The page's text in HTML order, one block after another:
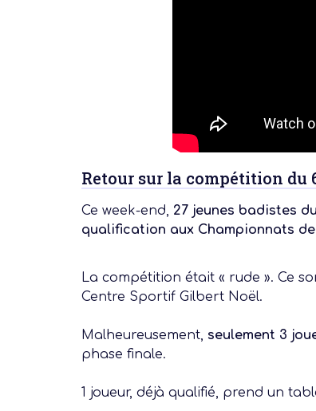
Retour sur la compétition du
Ce week-end, 27 jeunes badistes
qualification aux Championnats
La compétition était « rude ». Ce
Centre Sportif Gilbert Noël.
Malheureusement, seulement 3
phase finale.
1 joueur, déjà qualifié, prend un